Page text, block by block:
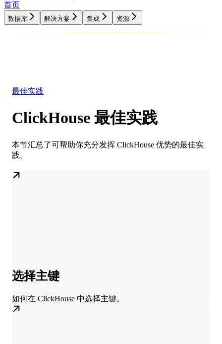
首页
数据库 解决方案 集成 资源
最佳实践
ClickHouse 最佳实践
本节汇总了可帮助你充分发挥 ClickHouse 优势的最佳实
践。
选择主键
如何在 ClickHouse 中选择主键。